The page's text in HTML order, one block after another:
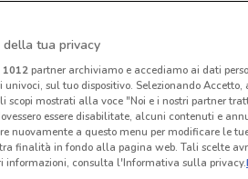
Kasanova
Scade il 27/08 525 m
della tua privacy
1012partner archiviamo e accediamo ai dati
sul tuo dispositivo. Selezionando
scopi mostrati alla voce "Noi e i nostri partner
essere disabilitate, alcuni contenuti e
nuovamente a questo menu per modificare le
finalità in fondo alla pagina web. Tali scelte
informazioni, consulta l'Informativa sulla privacy.